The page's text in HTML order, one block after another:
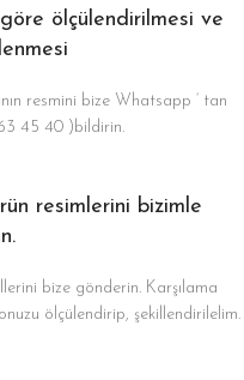
ölçülendirilmesi ve
resmini bize Whatsapp ‘ tan
45 40 )bildirin.
resimlerini bizimle
bize gönderin. Karşılama
ölçülendirip, şekillendirilelim.